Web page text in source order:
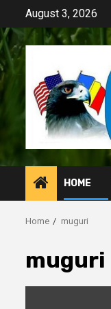
content
August 3, 2026
HOME
Home muguri
muguri